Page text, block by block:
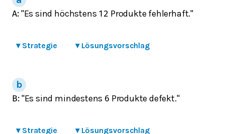
A: "Es sind höchstens 12 Produkte fehlerhaft."
▾ Strategie ▾ Lösungsvorschlag
B: "Es sind mindestens 6 Produkte defekt."
▾ Strategie ▾ Lösungsvorschlag